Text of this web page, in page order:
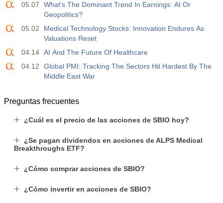
05.07
What's The Dominant Trend In Earnings: AI Or
Geopolitics?
05.02
Medical Technology Stocks: Innovation Endures As
Valuations Reset
04.14 AI And The Future Of Healthcare
04.12
Global PMI: Tracking The Sectors Hit Hardest By The
Middle East War
Preguntas frecuentes
¿Cuál es el precio de las acciones de SBIO hoy?
¿Se pagan dividendos en acciones de ALPS Medical
Breakthroughs ETF?
¿Cómo comprar acciones de SBIO?
¿Cómo invertir en acciones de SBIO?